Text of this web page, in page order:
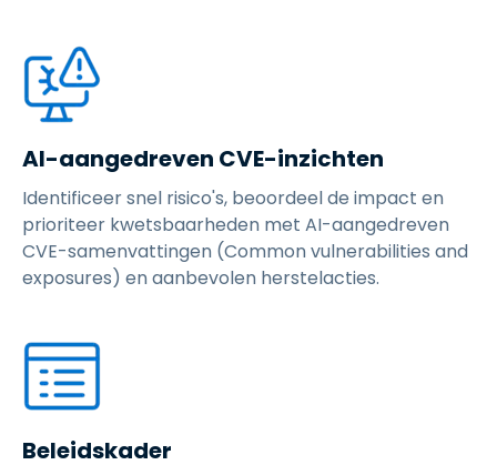
AI-aangedreven CVE-inzichten
Identificeer snel risico's, beoordeel de impact en
prioriteer kwetsbaarheden met AI-aangedreven
CVE-samenvattingen (Common vulnerabilities and
exposures) en aanbevolen herstelacties.
Beleidskader